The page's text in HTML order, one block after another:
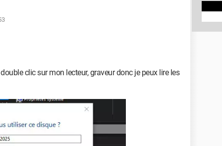
clic sur mon lecteur, graveur donc je peux lire les